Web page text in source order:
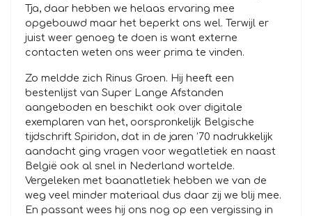
Tja, daar hebben we helaas ervaring mee
opgebouwd maar het beperkt ons wel. Terwijl er
juist weer genoeg te doen is want externe
contacten weten ons weer prima te vinden.
Zo meldde zich Rinus Groen. Hij heeft een
bestenlijst van Super Lange Afstanden
aangeboden en beschikt ook over digitale
exemplaren van het, oorspronkelijk Belgische
tijdschrift Spiridon, dat in de jaren ’70 nadrukkelijk
aandacht ging vragen voor wegatletiek en naast
België ook al snel in Nederland wortelde.
Vergeleken met baanatletiek hebben we van de
weg veel minder materiaal dus daar zij we blij mee.
En passant wees hij ons nog op een vergissing in